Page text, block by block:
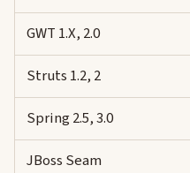
GWT 1.X, 2.0
Struts 1.2, 2
Spring 2.5, 3.0
JBoss Seam